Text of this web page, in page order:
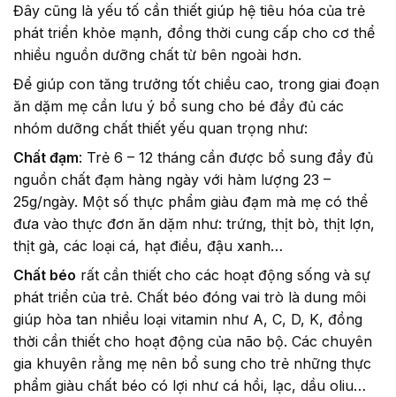
Đây cũng là yếu tố cần thiết giúp hệ tiêu hóa của trẻ
phát triển khỏe mạnh, đồng thời cung cấp cho cơ thể
nhiều nguồn dưỡng chất từ bên ngoài hơn.
Để giúp con tăng trưởng tốt chiều cao, trong giai đoạn
ăn dặm mẹ cần lưu ý bổ sung cho bé đầy đủ các
nhóm dưỡng chất thiết yếu quan trọng như:
Chất đạm: Trẻ 6 – 12 tháng cần được bổ sung đầy đủ
nguồn chất đạm hàng ngày với hàm lượng 23 –
25g/ngày. Một số thực phẩm giàu đạm mà mẹ có thể
đưa vào thực đơn ăn dặm như: trứng, thịt bò, thịt lợn,
thịt gà, các loại cá, hạt điều, đậu xanh…
Chất béo rất cần thiết cho các hoạt động sống và sự
phát triển của trẻ. Chất béo đóng vai trò là dung môi
giúp hòa tan nhiều loại vitamin như A, C, D, K, đồng
thời cần thiết cho hoạt động của não bộ. Các chuyên
gia khuyên rằng mẹ nên bổ sung cho trẻ những thực
phẩm giàu chất béo có lợi như cá hồi, lạc, dầu oliu…